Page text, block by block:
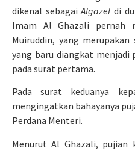
dikenal sebagaiAlgazel di
Imam Al Ghazali pernah
Muiruddin, yang
yang baru diangkat menjadi
pada surat pertama.
Pada surat keduanya
mengingatkan bahayanya
Perdana Menteri.
Menurut Al Ghazali, pujian